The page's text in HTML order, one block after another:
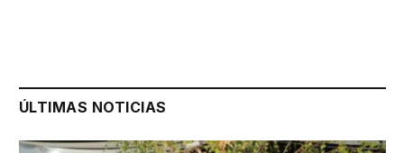
ÚLTIMAS NOTICIAS